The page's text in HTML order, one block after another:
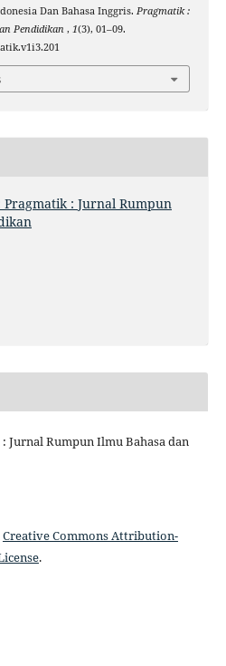
Dan Bahasa Inggris. Pragmatik :
Pendidikan , 1(3), 01–09.
Pragmatik : Jurnal Rumpun
Jurnal Rumpun Ilmu Bahasa dan
Creative Commons Attribution-
.